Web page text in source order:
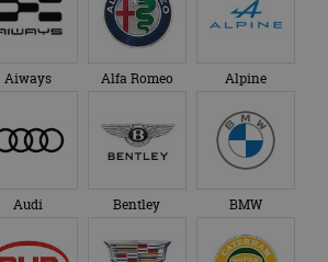
Aiways Alfa Romeo Alpine
Audi Bentley BMW